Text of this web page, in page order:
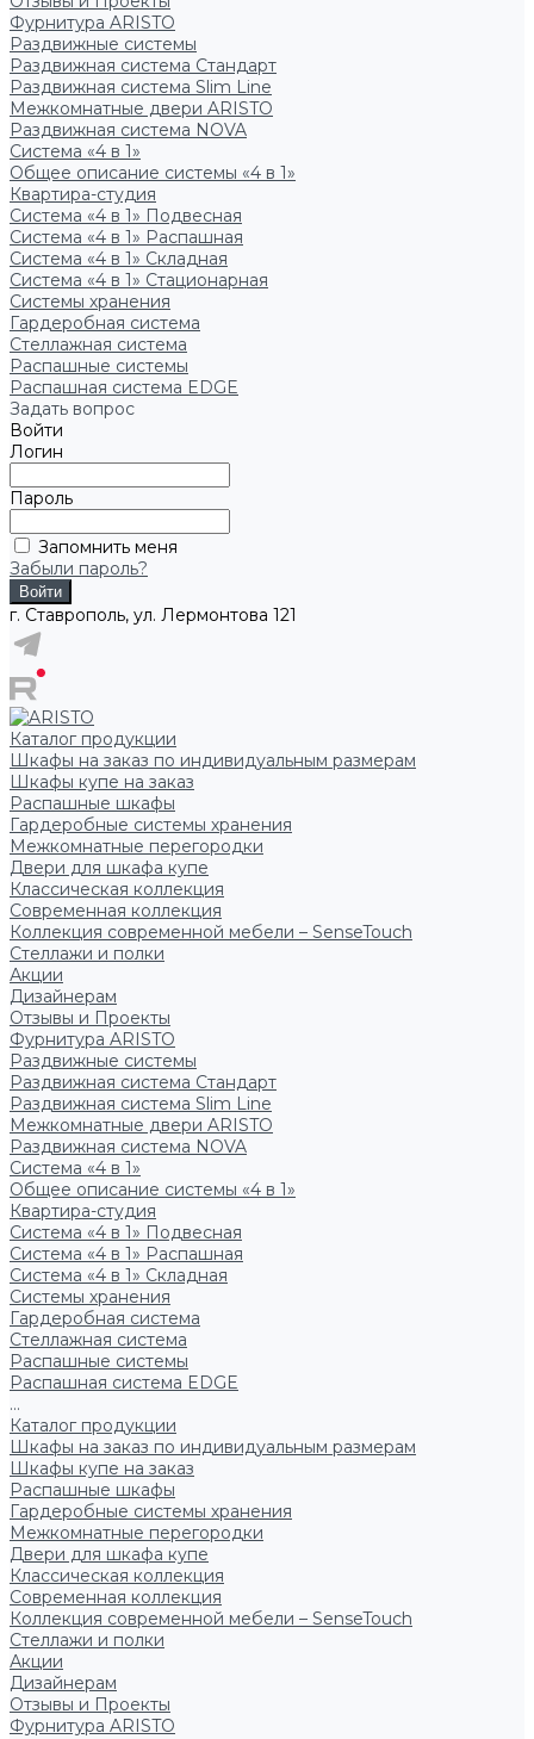
Фурнитура ARISTO
Раздвижные системы
Раздвижная система Стандарт
Раздвижная система Slim Line
Межкомнатные двери ARISTO
Раздвижная система NOVA
Система «4 в 1»
Общее описание системы «4 в 1»
Квартира-студия
Система «4 в 1» Подвесная
Система «4 в 1» Распашная
Система «4 в 1» Складная
Система «4 в 1» Стационарная
Системы хранения
Гардеробная система
Стеллажная система
Распашные системы
Распашная система EDGE
Задать вопрос
Войти
Логин
Пароль
Запомнить меня
Забыли пароль?
г. Ставрополь, ул. Лермонтова 121
Каталог продукции
Шкафы на заказ по индивидуальным размерам
Шкафы купе на заказ
Распашные шкафы
Гардеробные системы хранения
Межкомнатные перегородки
Двери для шкафа купе
Классическая коллекция
Современная коллекция
Коллекция современной мебели – SenseTouch
Стеллажи и полки
Акции
Дизайнерам
Отзывы и Проекты
Фурнитура ARISTO
Раздвижные системы
Раздвижная система Стандарт
Раздвижная система Slim Line
Межкомнатные двери ARISTO
Раздвижная система NOVA
Система «4 в 1»
Общее описание системы «4 в 1»
Квартира-студия
Система «4 в 1» Подвесная
Система «4 в 1» Распашная
Система «4 в 1» Складная
Системы хранения
Гардеробная система
Стеллажная система
Распашные системы
Распашная система EDGE
...
Каталог продукции
Шкафы на заказ по индивидуальным размерам
Шкафы купе на заказ
Распашные шкафы
Гардеробные системы хранения
Межкомнатные перегородки
Двери для шкафа купе
Классическая коллекция
Современная коллекция
Коллекция современной мебели – SenseTouch
Стеллажи и полки
Акции
Дизайнерам
Отзывы и Проекты
Фурнитура ARISTO